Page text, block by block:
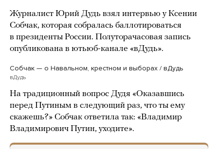
Журналист Юрий Дудь взял интервью у Ксении
Собчак, которая собралась баллотироваться
в президенты России. Полуторачасовая запись
опубликована в ютьюб-канале «вДудь».
Собчак — о Навальном, крестном и выборах / вДудь
вДудь
На традиционный вопрос Дудя «Оказавшись
перед Путиным в следующий раз, что ты ему
скажешь?» Собчак ответила так: «Владимир
Владимирович Путин, уходите».